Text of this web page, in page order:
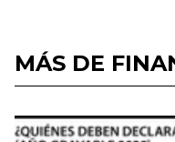
MÁS DE